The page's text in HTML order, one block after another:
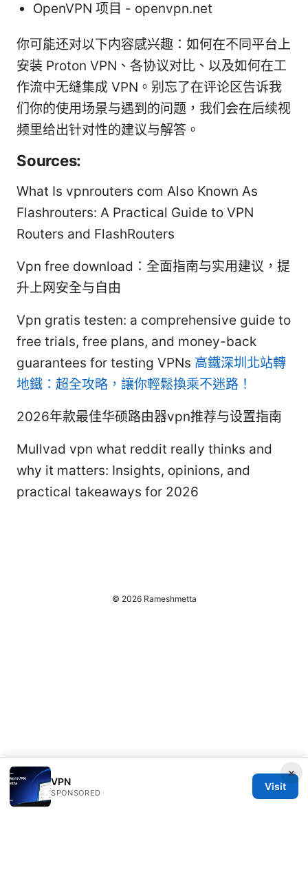
OpenVPN 项目 - openvpn.net
你可能还对以下内容感兴趣：如何在不同平台上
安装 Proton VPN、各协议对比、以及如何在工
作流中无缝集成 VPN。别忘了在评论区告诉我
们你的使用场景与遇到的问题，我们会在后续视
频里给出针对性的建议与解答。
Sources:
What Is vpnrouters com Also Known As
Flashrouters: A Practical Guide to VPN
Routers and FlashRouters
Vpn free download：全面指南与实用建议，提
升上网安全与自由
Vpn gratis testen: a comprehensive guide to
free trials, free plans, and money-back
guarantees for testing VPNs 高鐵深圳北站轉
地鐵：超全攻略，讓你輕鬆換乘不迷路！
2026年款最佳华硕路由器vpn推荐与设置指南
Mullvad vpn what reddit really thinks and
why it matters: Insights, opinions, and
practical takeaways for 2026
×
VPN
SPONSORED
Visit
© 2026 Rameshmetta